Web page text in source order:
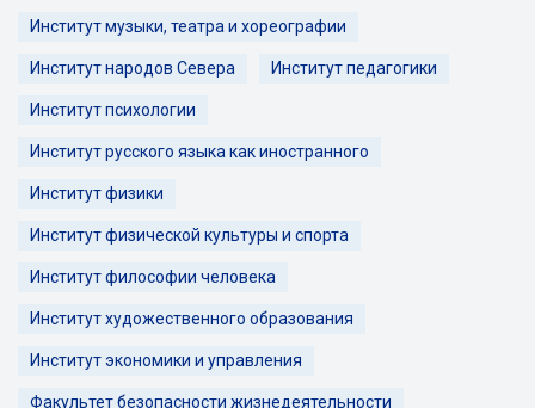
Институт музыки, театра и хореографии
Институт народов Севера Институт педагогики
Институт психологии
Институт русского языка как иностранного
Институт физики
Институт физической культуры и спорта
Институт философии человека
Институт художественного образования
Институт экономики и управления
Факультет безопасности жизнедеятельности